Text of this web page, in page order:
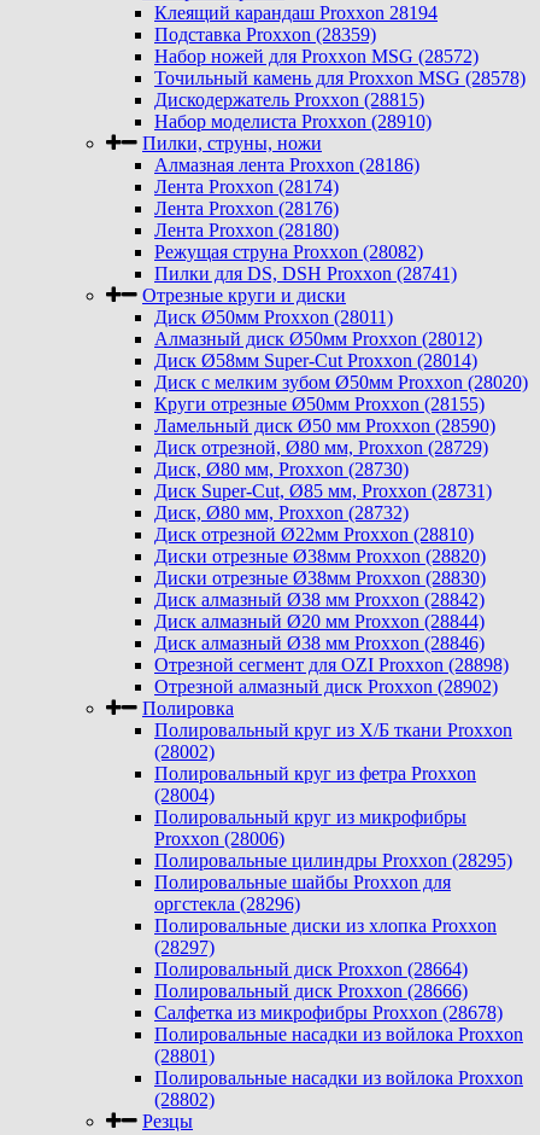
Клеящий карандаш Proxxon 28194
Подставка Proxxon (28359)
Набор ножей для Proxxon MSG (28572)
Точильный камень для Proxxon MSG (28578)
Дискодержатель Proxxon (28815)
Набор моделиста Proxxon (28910)
Пилки, струны, ножи
Алмазная лента Proxxon (28186)
Лента Proxxon (28174)
Лента Proxxon (28176)
Лента Proxxon (28180)
Режущая струна Proxxon (28082)
Пилки для DS, DSH Proxxon (28741)
Отрезные круги и диски
Диск Ø50мм Proxxon (28011)
Алмазный диск Ø50мм Proxxon (28012)
Диск Ø58мм Super-Cut Proxxon (28014)
Диск с мелким зубом Ø50мм Proxxon (28020)
Круги отрезные Ø50мм Proxxon (28155)
Ламельный диск Ø50 мм Proxxon (28590)
Диск отрезной, Ø80 мм, Proxxon (28729)
Диск, Ø80 мм, Proxxon (28730)
Диск Super-Cut, Ø85 мм, Proxxon (28731)
Диск, Ø80 мм, Proxxon (28732)
Диск отрезной Ø22мм Proxxon (28810)
Диски отрезные Ø38мм Proxxon (28820)
Диски отрезные Ø38мм Proxxon (28830)
Диск алмазный Ø38 мм Proxxon (28842)
Диск алмазный Ø20 мм Proxxon (28844)
Диск алмазный Ø38 мм Proxxon (28846)
Отрезной сегмент для OZI Proxxon (28898)
Отрезной алмазный диск Proxxon (28902)
Полировка
Полировальный круг из Х/Б ткани Proxxon
(28002)
Полировальный круг из фетра Proxxon
(28004)
Полировальный круг из микрофибры
Proxxon (28006)
Полировальные цилиндры Proxxon (28295)
Полировальные шайбы Proxxon для
оргстекла (28296)
Полировальные диски из хлопка Proxxon
(28297)
Полировальный диск Proxxon (28664)
Полировальный диск Proxxon (28666)
Салфетка из микрофибры Proxxon (28678)
Полировальные насадки из войлока Proxxon
(28801)
Полировальные насадки из войлока Proxxon
(28802)
Резцы